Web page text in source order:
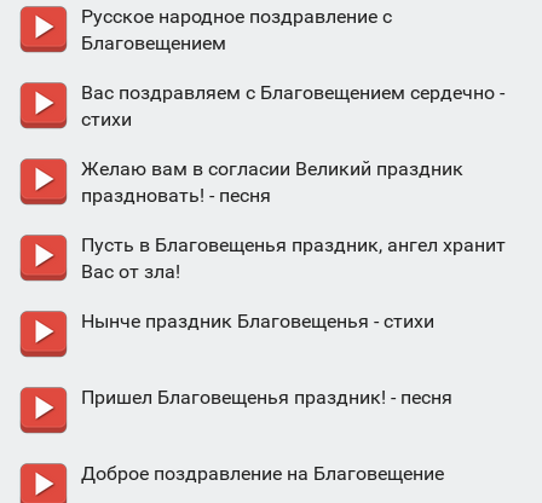
Русское народное поздравление с
Благовещением
Вас поздравляем с Благовещением сердечно -
стихи
Желаю вам в согласии Великий праздник
праздновать! - песня
Пусть в Благовещенья праздник, ангел хранит
Вас от зла!
Нынче праздник Благовещенья - стихи
Пришел Благовещенья праздник! - песня
Доброе поздравление на Благовещение